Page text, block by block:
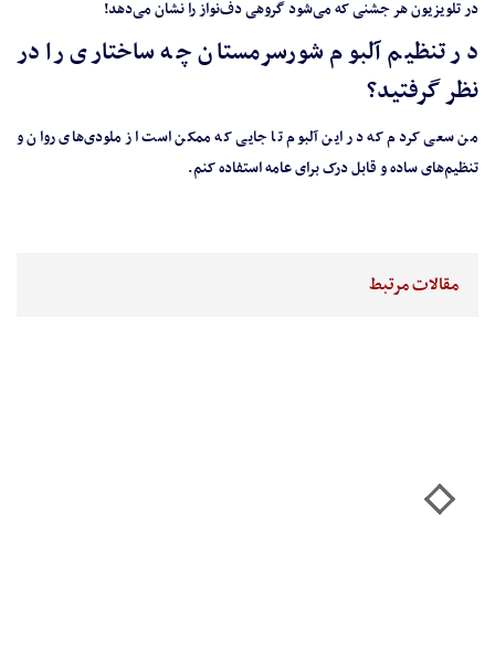
در تلویزیون هر جشنی که می‌شود گروهی دف‌نواز را نشان می‌دهد!
در تنظیم آلبوم شورسرمستان چه ساختاری را در
نظر گرفتید؟
من سعی کردم که در این آلبوم تا جایی که ممکن است از ملودی‌های روان و
تنظیم‌های ساده و قابل درک برای عامه استفاده کنم.
مقالات مرتبط